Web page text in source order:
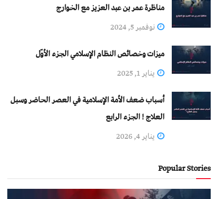
مناظرة عمر بن عبد العزيز مع الخوارج
نوفمبر 5, 2024
ميزات وخصائص النظام الإسلامي الجزء الأوّل
يناير 1, 2025
أسباب ضعف الأمة الإسلامية في العصر الحاضر وسبل
العلاج ! الجزء الرابع
يناير 4, 2026
Popular Stories